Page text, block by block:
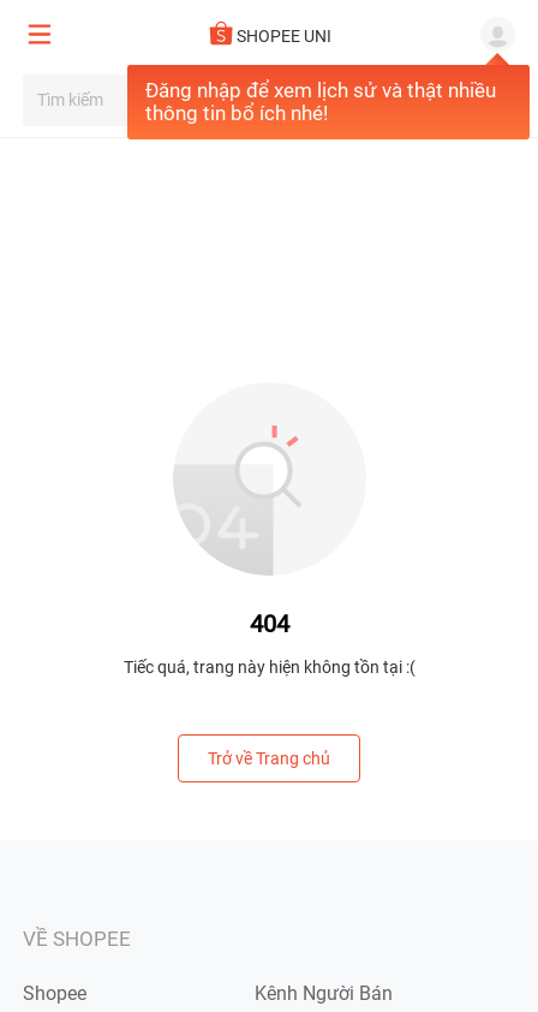
SHOPEE UNI
Đăng nhập để xem lịch sử và thật nhiều
thông tin bổ ích nhé!
404
Tiếc quá, trang này hiện không tồn tại :(
Trở về Trang chủ
VỀ SHOPEE
Shopee Kênh Người Bán